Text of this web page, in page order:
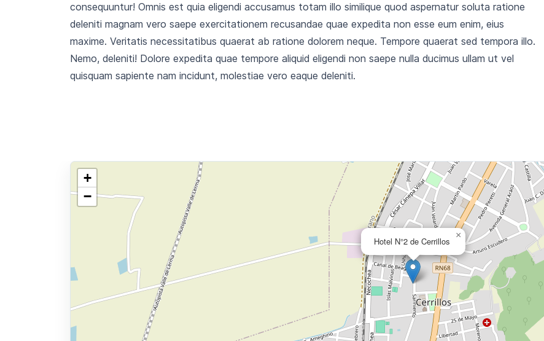
consequuntur! Omnis est quia eligendi accusamus totam illo similique quod aspernatur soluta ratione
deleniti magnam vero saepe exercitationem recusandae quae expedita non esse eum enim, eius
maxime. Veritatis necessitatibus quaerat ab ratione dolorem neque. Tempore quaerat sed tempora illo.
Nemo, deleniti! Dolore expedita quae tempore aliquid eligendi non saepe nulla ducimus ullam ut vel
quisquam sapiente nam incidunt, molestiae vero eaque deleniti.
Hotel N°2 de Cerrillos
×
+
−